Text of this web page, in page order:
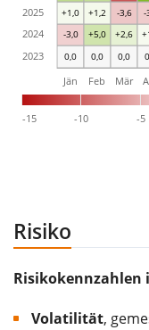
0,0 0,0 0,0
-3,0 +5,0 +2,6
+1,0 +1,2 -3,6 -
-15 -10 -5
Jän Feb Mär
2023
2024
2025
Risiko
Risikokennzahlen
Volatilität,